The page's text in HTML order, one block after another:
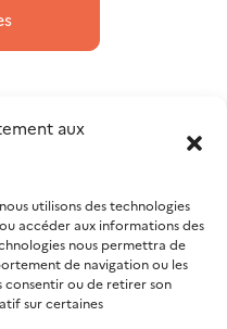
aux
utilisons des technologies
accéder aux informations des
nous permettra de
de navigation ou les
consentir ou de retirer son
sur certaines